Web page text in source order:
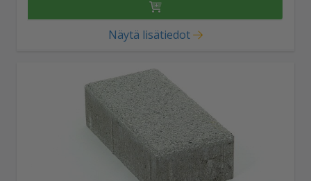
Näytä lisätiedot